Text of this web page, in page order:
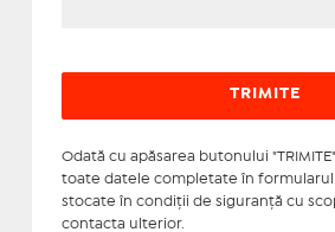
Odată cu apăsarea butonului
toate datele completate în formularul
stocate în condiţii de siguranţă cu
contacta ulterior.